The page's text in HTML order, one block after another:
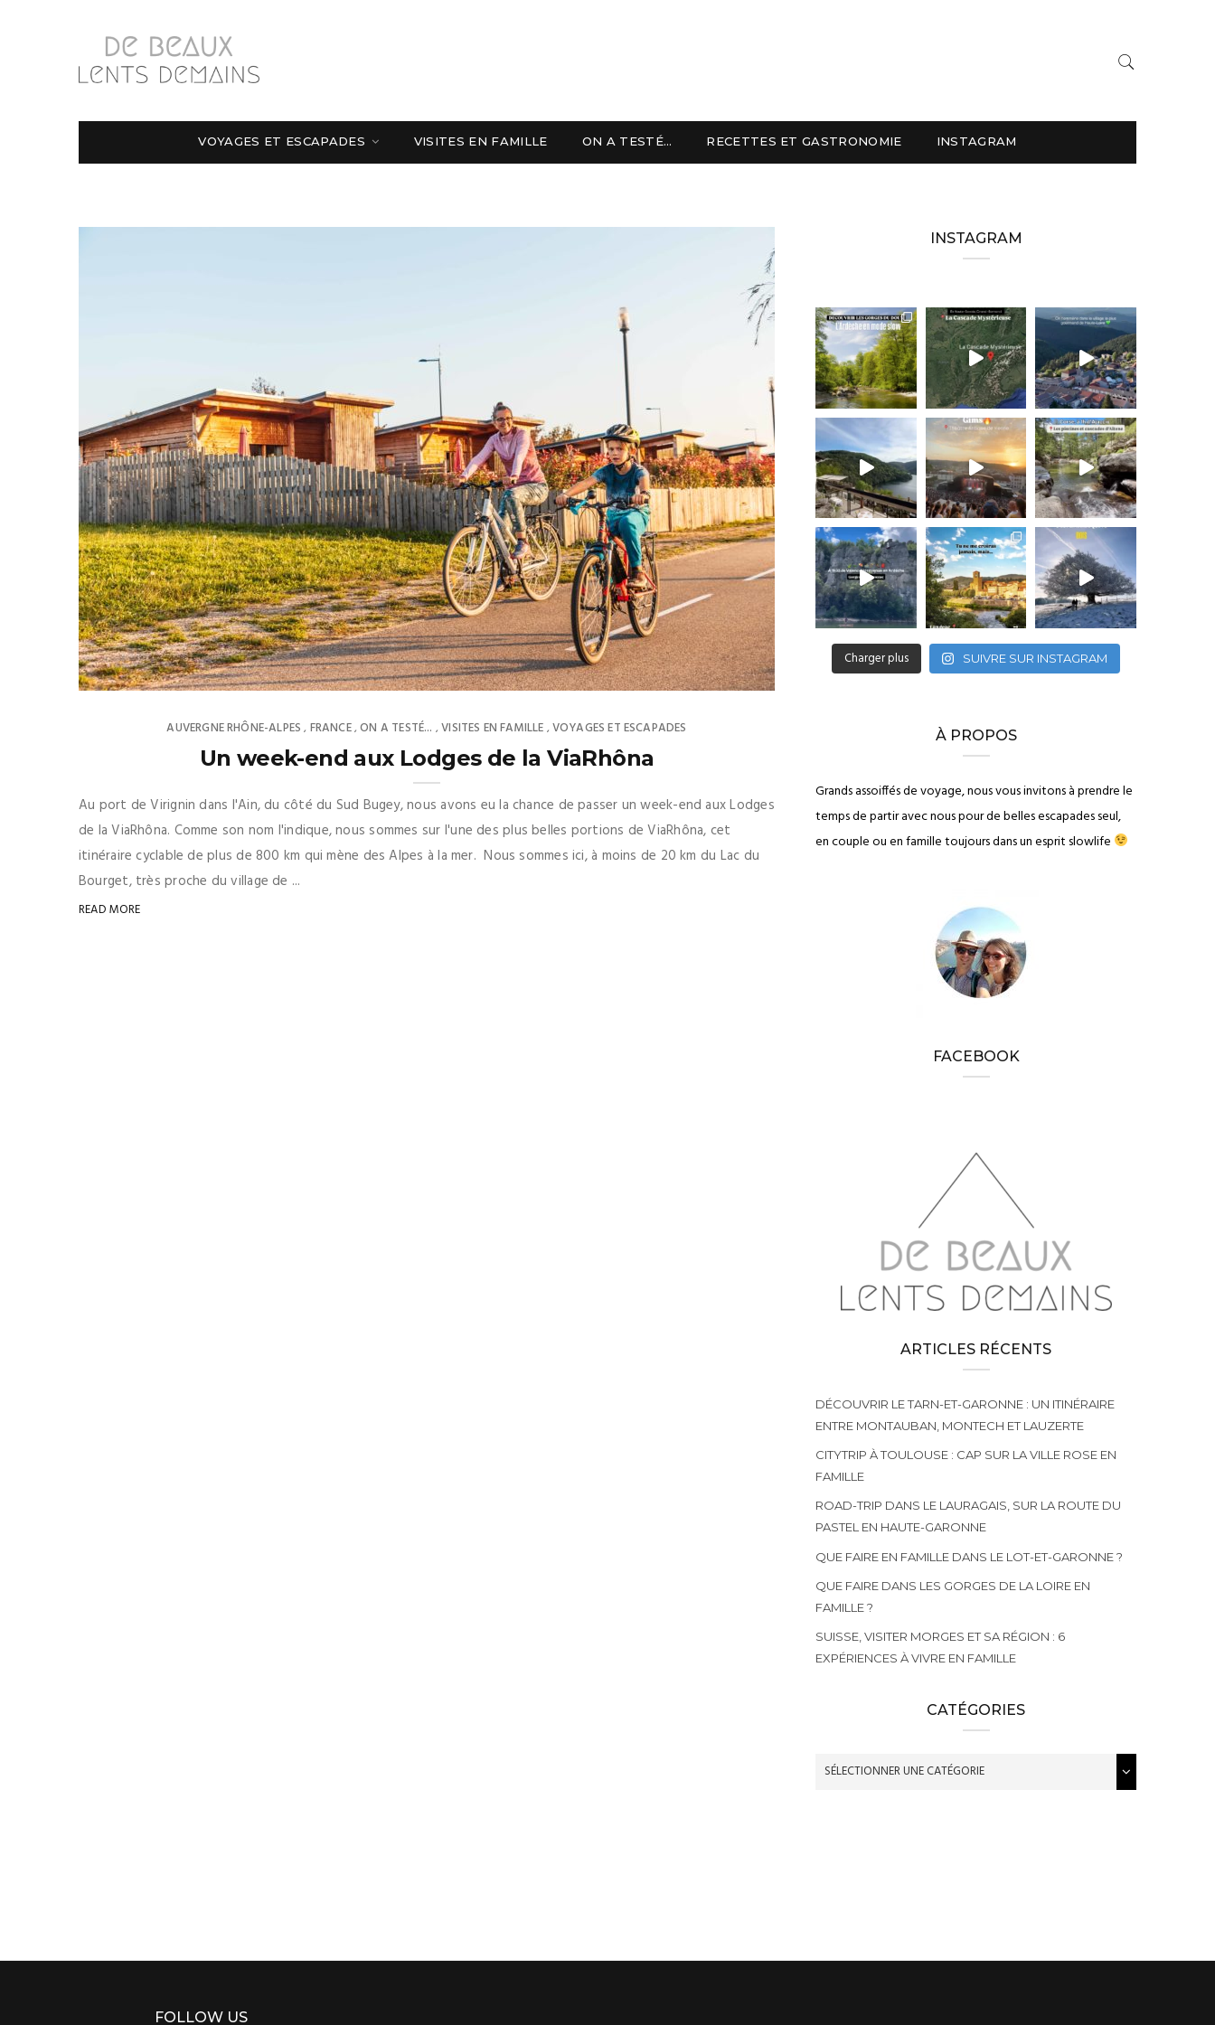
VOYAGES ET ESCAPADES VISITES EN FAMILLE ON A TESTÉ… RECETTES ET GASTRONOMIE INSTAGRAM
AUVERGNE RHÔNE-ALPES , FRANCE,ON A TESTÉ... ,VISITES EN FAMILLE ,VOYAGES ET ESCAPADES
Un week-end aux Lodges de la ViaRhôna
Au port de Virignin dans l'Ain, du côté du Sud Bugey, nous avons eu la chance de passer un week-end aux Lodges
de la ViaRhôna. Comme son nom l'indique, nous sommes sur l'une des plus belles portions de ViaRhôna, cet
itinéraire cyclable de plus de 800 km qui mène des Alpes à la mer. Nous sommes ici, à moins de 20 km du Lac du
Bourget, très proche du village de ...
READ MORE
INSTAGRAM
Charger plus SUIVRE SUR INSTAGRAM
À PROPOS
Grands assoiffés de voyage, nous vous invitons à prendre le
temps de partir avec nous pour de belles escapades seul,
en couple ou en famille toujours dans un esprit slowlife
FACEBOOK
ARTICLES RÉCENTS
DÉCOUVRIR LE TARN-ET-GARONNE : UN ITINÉRAIRE
ENTRE MONTAUBAN, MONTECH ET LAUZERTE
CITYTRIP À TOULOUSE : CAP SUR LA VILLE ROSE EN
FAMILLE
ROAD-TRIP DANS LE LAURAGAIS, SUR LA ROUTE DU
PASTEL EN HAUTE-GARONNE
QUE FAIRE EN FAMILLE DANS LE LOT-ET-GARONNE ?
QUE FAIRE DANS LES GORGES DE LA LOIRE EN
FAMILLE ?
SUISSE, VISITER MORGES ET SA RÉGION : 6
EXPÉRIENCES À VIVRE EN FAMILLE
CATÉGORIES
FOLLOW US